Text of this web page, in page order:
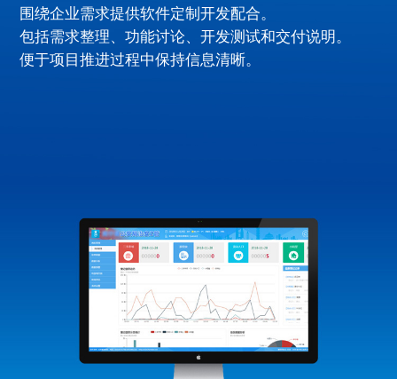
围绕企业需求提供软件定制开发配合。
包括需求整理、功能讨论、开发测试和交付说明。
便于项目推进过程中保持信息清晰。